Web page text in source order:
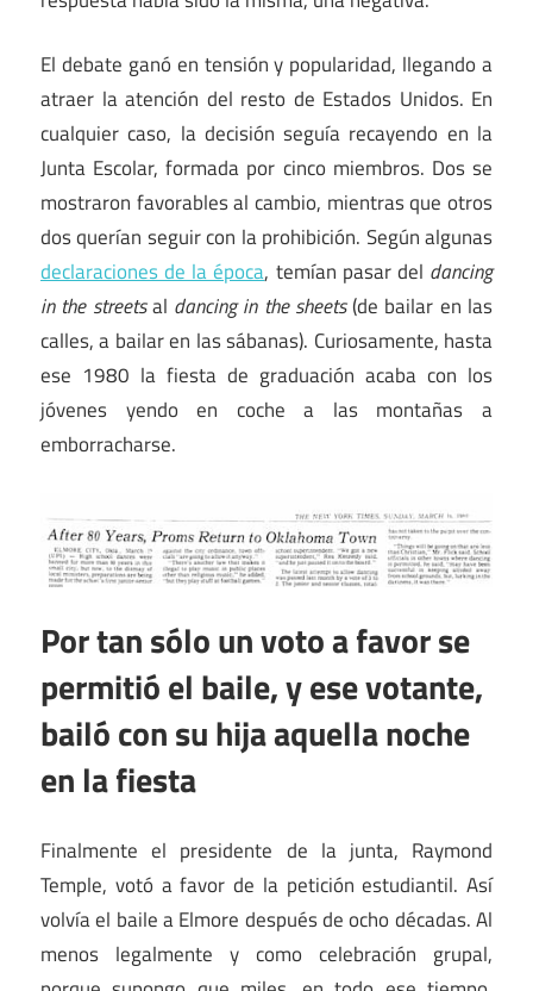
El debate ganó en tensión y popularidad, llegando a
atraer la atención del resto de Estados Unidos. En
cualquier caso, la decisión seguía recayendo en la
Junta Escolar, formada por cinco miembros. Dos se
mostraron favorables al cambio, mientras que otros
dos querían seguir con la prohibición. Según algunas
declaraciones de la época, temían pasar del dancing
in the streetsal dancing in the sheets(de bailar en las
calles, a bailar en las sábanas). Curiosamente, hasta
ese 1980 la fiesta de graduación acaba con los
jóvenes yendo en coche a las montañas a
emborracharse.
Por tan sólo un voto a favor se
permitió el baile, y ese votante,
bailó con su hija aquella noche
en la fiesta
Finalmente el presidente de la junta, Raymond
Temple, votó a favor de la petición estudiantil. Así
volvía el baile a Elmore después de ocho décadas. Al
menos legalmente y como celebración grupal,